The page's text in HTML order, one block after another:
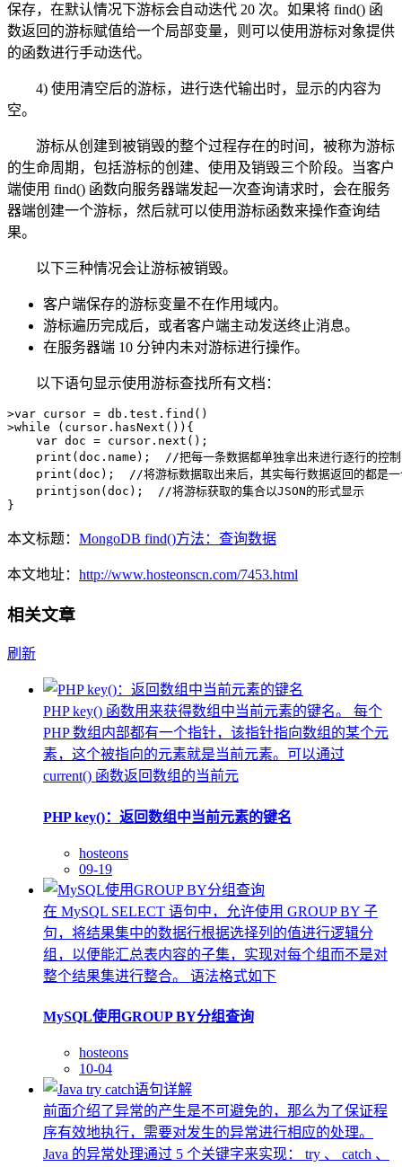
保存，在默认情况下游标会自动迭代 20 次。如果将 find() 函
数返回的游标赋值给一个局部变量，则可以使用游标对象提供
的函数进行手动迭代。
4) 使用清空后的游标，进行迭代输出时，显示的内容为
空。
游标从创建到被销毁的整个过程存在的时间，被称为游标
的生命周期，包括游标的创建、使用及销毁三个阶段。当客户
端使用 find() 函数向服务器端发起一次查询请求时，会在服务
器端创建一个游标，然后就可以使用游标函数来操作查询结
果。
以下三种情况会让游标被销毁。
客户端保存的游标变量不在作用域内。
游标遍历完成后，或者客户端主动发送终止消息。
在服务器端 10 分钟内未对游标进行操作。
以下语句显示使用游标查找所有文档：
>var cursor = db.test.find()
>while (cursor.hasNext()){
    var doc = cursor.next();
    print(doc.name);  //把每一条数据都单独拿出来进行逐行的控制
print(doc);  //将游标数据取出来后，其实每行数据返回的都是
    printjson(doc);  //将游标获取的集合以JSON的形式显示
}
本文标题： MongoDB find()方法：查询数据
本文地址： http://www.hosteonscn.com/7453.html
相关文章
刷新
PHP key() 函数用来获得数组中当前元素的键名。 每个
PHP 数组内部都有一个指针，该指针指向数组的某个元
素，这个被指向的元素就是当前元素。可以通过
current() 函数返回数组的当前元
PHP key()：返回数组中当前元素的键名
hosteons
09-19
在 MySQL SELECT 语句中，允许使用 GROUP BY 子
句，将结果集中的数据行根据选择列的值进行逻辑分
组，以便能汇总表内容的子集，实现对每个组而不是对
整个结果集进行整合。 语法格式如下
MySQL使用GROUP BY分组查询
hosteons
10-04
前面介绍了异常的产生是不可避免的，那么为了保证程
序有效地执行，需要对发生的异常进行相应的处理。
Java 的异常处理通过 5 个关键字来实现： try 、 catch 、